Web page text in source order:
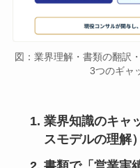
図：業界理解・書類の翻訳
3つのギャ
業界知識のキャ
スモデルの理解）